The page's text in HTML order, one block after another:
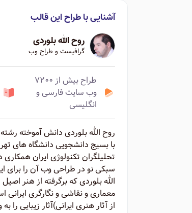
آشنایی با طراح این قالب
روح الله بلوردی
گرافیست و طراح وب
طراح بیش از ۷۲۰۰
وب سایت فارسی و
انگلیسی
با بسیج دانشجویی دانشگاه های
تحلیلگران تکنولوژی ایران
الله بلوردی که برگرفته از هنر
معماری و نقاشی و نگارگری ایرانی
از آثار هنری ایرانی)‌آثار زیبایی را